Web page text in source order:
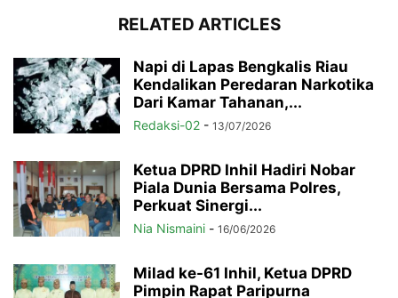
RELATED ARTICLES
Napi di Lapas Bengkalis Riau
Kendalikan Peredaran Narkotika
Dari Kamar Tahanan,...
Redaksi-02 - 13/07/2026
Ketua DPRD Inhil Hadiri Nobar
Piala Dunia Bersama Polres,
Perkuat Sinergi...
Nia Nismaini - 16/06/2026
Milad ke-61 Inhil, Ketua DPRD
Pimpin Rapat Paripurna